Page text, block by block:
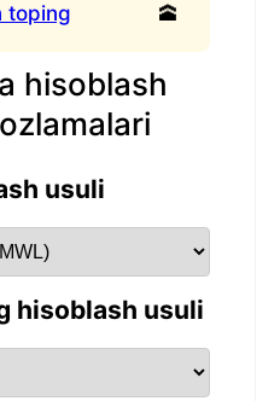
toping
🕋
hisoblash
usuli
hisoblash usuli